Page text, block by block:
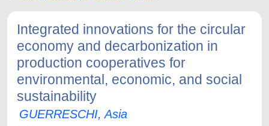
Integrated innovations for the circular
economy and decarbonization in
production cooperatives for
environmental, economic, and social
sustainability
GUERRESCHI, Asia